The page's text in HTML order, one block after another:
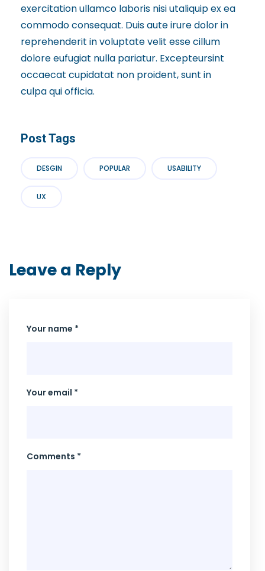
exercitation ullamco laboris nisi utaliquip ex ea
commodo consequat. Duis aute irure dolor in
reprehenderit in voluptate velit esse cillum
dolore eufugiat nulla pariatur. Excepteursint
occaecat cupidatat non proident, sunt in
culpa qui officia.
Post Tags
DESGIN POPULAR USABILITY
UX
Leave a Reply
Your name *
Your email *
Comments *